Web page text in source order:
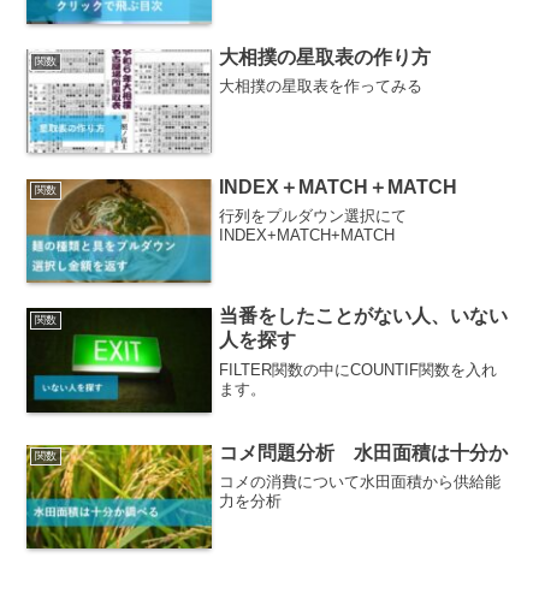
関数 大相撲の星取表の作り方
大相撲の星取表を作ってみる
関数 INDEX＋MATCH＋MATCH
行列をプルダウン選択にて
INDEX+MATCH+MATCH
関数
当番をしたことがない人、いない
人を探す
FILTER関数の中にCOUNTIF関数を入れ
ます。
関数 コメ問題分析 水田面積は十分か
コメの消費について水田面積から供給能
力を分析